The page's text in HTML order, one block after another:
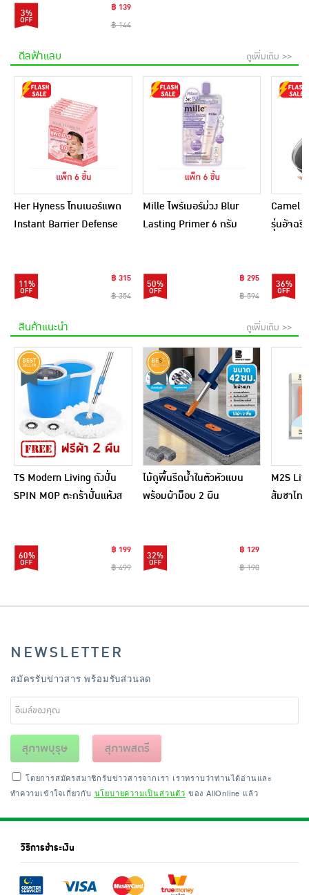
3%
฿ 139
฿ 144
ดีลฟ้าแลบ ดูเพิ่มเติม >>
Her Hyness โทนเนอร์แพด
Instant Barrier Defense
11%
฿ 315
฿ 354
Mille ไพร์เมอร์ม่วง Blur
Lasting Primer 6 กรัม
50%
฿ 295
฿ 594
Camel
รุ่นอัจฉริ
36%
สินค้าแนะนำ ดูเพิ่มเติม >>
TS Modern Living ถังปั่น
SPIN MOP ตะกร้าปั่นแห้งส
60%
฿ 199
฿ 499
ไม้ถูพื้นรีดน้ำในตัวหัวแบน
พร้อมผ้าม็อบ 2 ผืน
32%
฿ 129
฿ 190
M2S
ส้มชาไท
NEWSLETTER
สมัครรับข่าวสาร พร้อมรับส่วนลด
สุภาพบุรุษ สุภาพสตรี
โดยการสมัครสมาชิกรับข่าวสารจากเรา เราทราบว่าท่านได้อ่านและ
ทำความเข้าใจเกี่ยวกับ นโยบายความเป็นส่วนตัว ของ AllOnline แล้ว
วิธีการชำระเงิน